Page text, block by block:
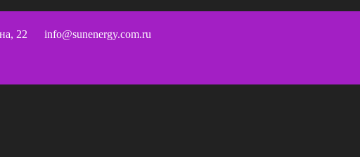
22 info@sunenergy.com.ru